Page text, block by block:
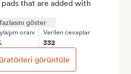
that are added with
göster
oranı Verilen cevaplar
332
görüntüle